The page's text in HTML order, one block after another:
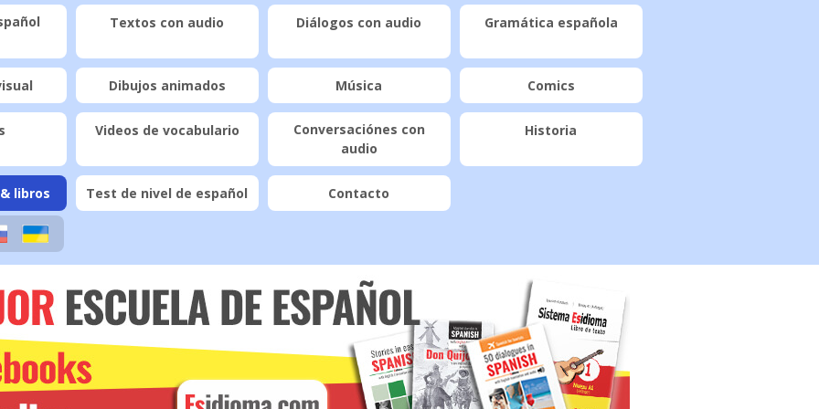
Textos con audio Diálogos con audio Gramática española
Dibujos animados Música Comics
Videos de vocabulario
Conversaciónes con
audio
Historia
libros Test de nivel de español Contacto